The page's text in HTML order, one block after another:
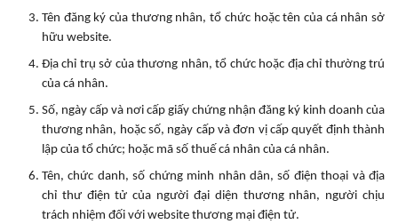
Tên đăng ký của thương nhân, tổ chức hoặc tên của cá nhân sở
hữu website.
Địa chỉ trụ sở của thương nhân, tổ chức hoặc địa chỉ thường trú
của cá nhân.
Số, ngày cấp và nơi cấp giấy chứng nhận đăng ký kinh doanh của
thương nhân, hoặc số, ngày cấp và đơn vị cấp quyết định thành
lập của tổ chức; hoặc mã số thuế cá nhân của cá nhân.
Tên, chức danh, số chứng minh nhân dân, số điện thoại và địa
chỉ thư điện tử của người đại diện thương nhân, người chịu
trách nhiệm đối với website thương mại điện tử.